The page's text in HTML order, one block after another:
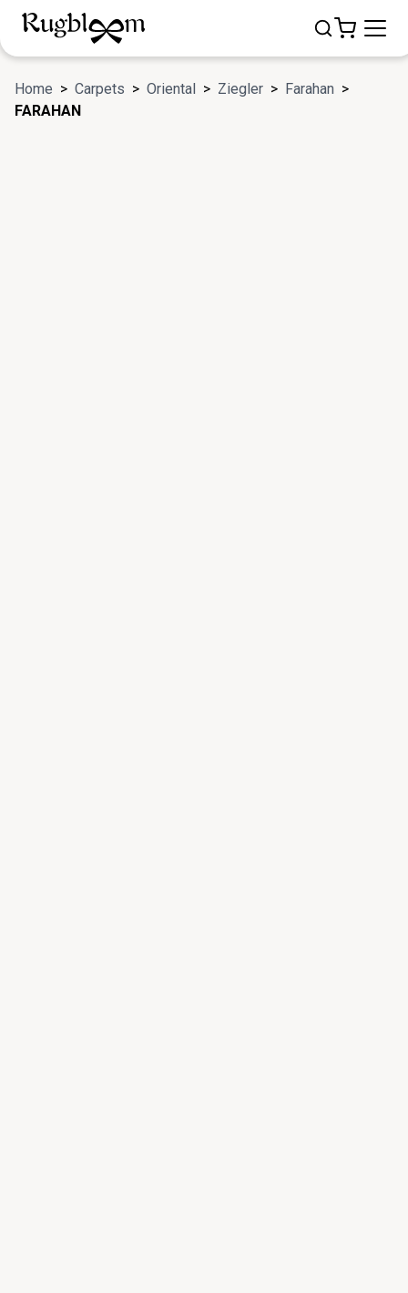
Home > Carpets > Oriental > Ziegler > Farahan >
FARAHAN